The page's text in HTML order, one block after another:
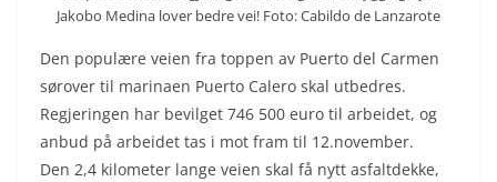
Jakobo Medina lover bedre vei! Foto: Cabildo de Lanzarote
Den populære veien fra toppen av Puerto del Carmen
sørover til marinaen Puerto Calero skal utbedres.
Regjeringen har bevilget 746 500 euro til arbeidet, og
anbud på arbeidet tas i mot fram til 12.november.
Den 2,4 kilometer lange veien skal få nytt asfaltdekke,